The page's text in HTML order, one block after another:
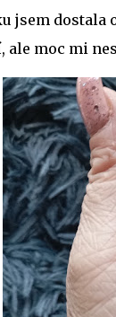
jsem dostala
moc mi